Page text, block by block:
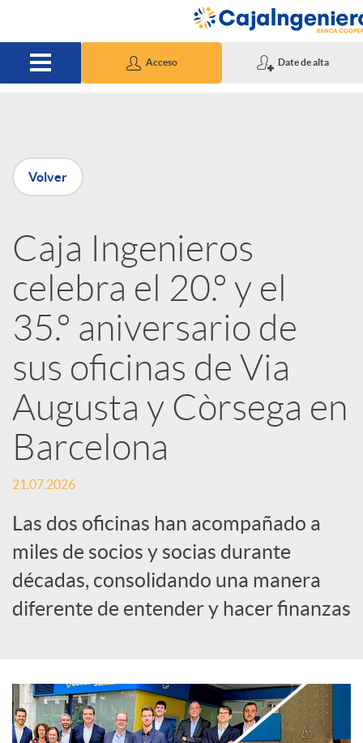
Acceso Date de alta
P
u
b
l
i
c
a
d
o
r
e
Volver
Caja Ingenieros
celebra el 20.º y el
35.º aniversario de
sus oficinas de Via
Augusta y Còrsega en
Barcelona
21.07.2026
Las dos oficinas han acompañado a
miles de socios y socias durante
décadas, consolidando una manera
diferente de entender y hacer finanzas